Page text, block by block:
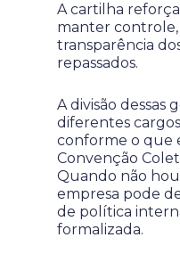
A cartilha
manter
transparência
repassados.
A divisão dessas
diferentes
conforme o que
Convenção
Quando não
empresa pode
de política
formalizada.